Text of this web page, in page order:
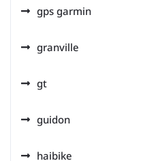
gps garmin
granville
gt
guidon
haibike